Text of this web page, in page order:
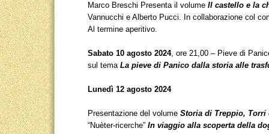
Marco Breschi Presenta il volume Il castello e la
Vannucchi e Alberto Pucci. In collaborazione col
Al termine aperitivo.
Sabato 10 agosto 2024, ore 21,00 – Pieve di
sul tema La pieve di Panico dalla storia alle
Lunedì 12 agosto 2024
Presentazione del volume Storia di Treppio, Torri
“Nuèter-ricerche” In viaggio alla scoperta della